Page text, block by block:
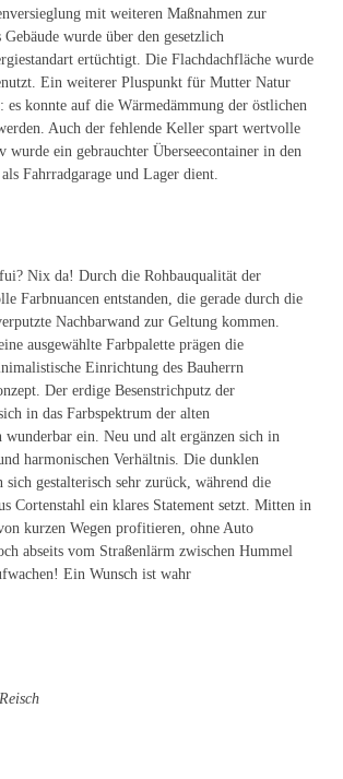
mit weiteren Maßnahmen zur
wurde über den gesetzlich
ertüchtigt. Die Flachdachfläche wurde
Ein weiterer Pluspunkt für Mutter Natur
es konnte auf die Wärmedämmung der östlichen
Auch der fehlende Keller spart wertvolle
wurde ein gebrauchter Überseecontainer in den
Fahrradgarage und Lager dient.
Nix da! Durch die Rohbauqualität der
Farbnuancen entstanden, die gerade durch die
Nachbarwand zur Geltung kommen.
ausgewählte Farbpalette prägen die
Einrichtung des Bauherrn
Der erdige Besenstrichputz der
in das Farbspektrum der alten
wunderbar ein. Neu und alt ergänzen sich in
harmonischen Verhältnis. Die dunklen
sich gestalterisch sehr zurück, während die
Cortenstahl ein klares Statement setzt. Mitten in
kurzen Wegen profitieren, ohne Auto
abseits vom Straßenlärm zwischen Hummel
Ein Wunsch ist wahr